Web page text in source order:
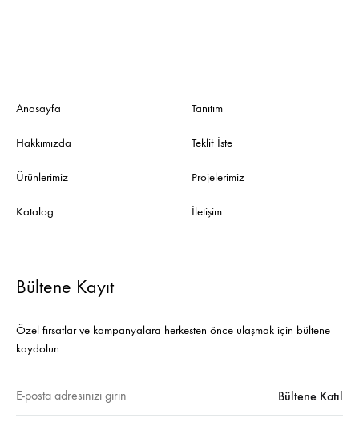
Anasayfa
Hakkımızda
Ürünlerimiz
Katalog
Tanıtım
Teklif İste
Projelerimiz
İletişim
Bültene Kayıt
Özel fırsatlar ve kampanyalara herkesten önce ulaşmak için bültene
kaydolun.